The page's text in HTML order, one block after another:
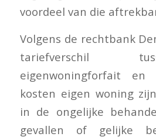
voordeel van die
Volgens de rechtbank
tariefverschil
eigenwoningforfait
kosten eigen woning
in de ongelijke
gevallen of gelijke